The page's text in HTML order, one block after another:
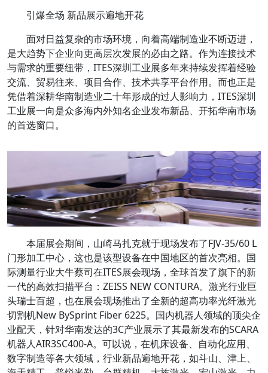
引爆全场 新品展示遍地开花
面对日益复杂的市场环境，向着高端制造业不断迈进，
是大趋势下企业向更高层次发展的必由之路。作为连接技术
与需求的重要纽带，ITES深圳工业展多年来持续发挥着经验
交流、贸易往来、项目合作、技术共享平台作用。而也正是
凭借着深耕华南制造业二十年形成的过人影响力，ITES深圳
工业展一向是众多海内外知名企业发布新品、开拓华南市场
的首选窗口。
本届展会期间，山崎马扎克就于现场发布了FJV-35/60 L
门形加工中心，这也是该型设备在中国地区的首次亮相。国
际测量行业大牛蔡司在ITES展会现场，全球首发了旗下的新
一代的高效扫描平台：ZEISS NEW CONTURA。激光行业巨
头瑞士百超，也在展会现场推出了全新的超高功率光纤激光
切割机New BySprint Fiber 6225。国内机器人领域的顶尖企
业配天，针对华南发达的3C产业展示了其最新发布的SCARA
机器人AIR3SC400-A。可以说，在机床设备、自动化应用、
数字制造等各大领域，行业新品遍地开花，如斗山、津上、